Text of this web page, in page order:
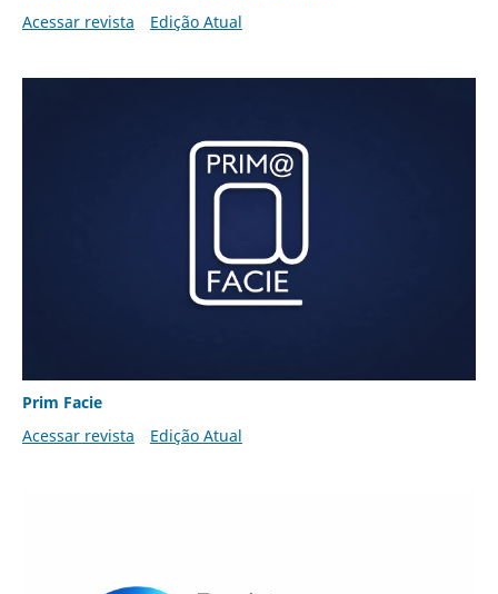
Acessar revista
Edição Atual
Prim Facie
Acessar revista
Edição Atual